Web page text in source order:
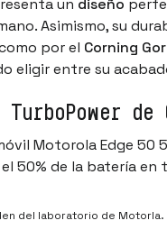
un diseño
Asimismo, su
por el Corning
eligir entre su
Motorola Edge
50% de la batería
del laboratorio de